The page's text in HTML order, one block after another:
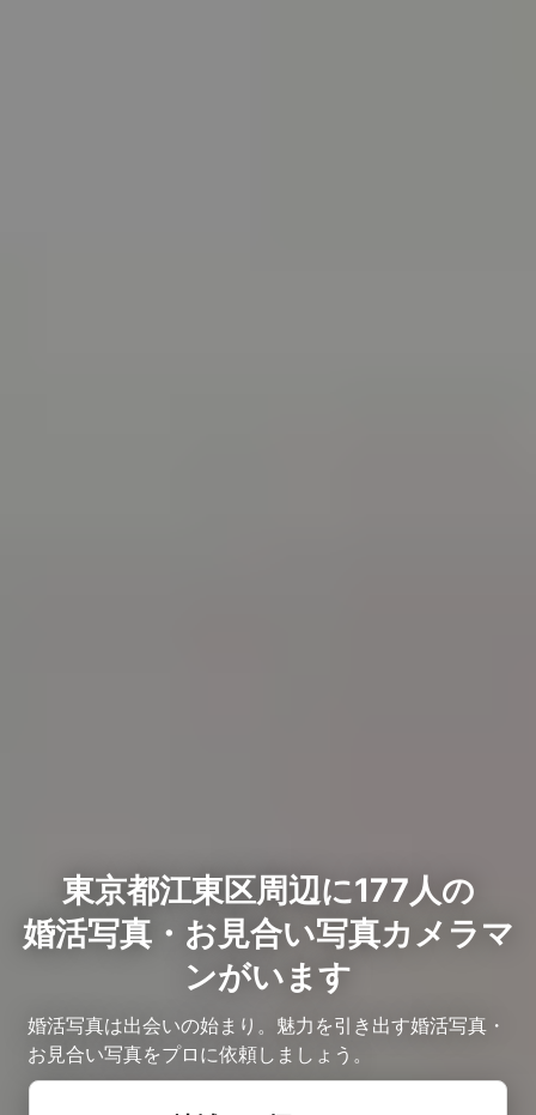
東京都江東区周辺に177人の
婚活写真・お見合い写真カメラマ
ンがいます
婚活写真は出会いの始まり。魅力を引き出す婚活写真・
お見合い写真をプロに依頼しましょう。